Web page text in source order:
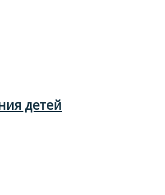
детей